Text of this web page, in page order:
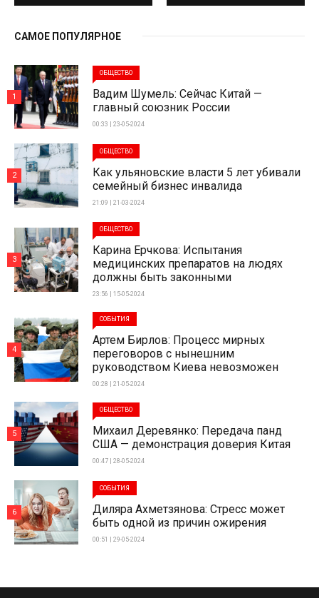
САМОЕ ПОПУЛЯРНОЕ
ОБЩЕСТВО
Вадим Шумель: Сейчас Китай —
главный союзник России
00:33 | 23-05-2024
1
ОБЩЕСТВО
Как ульяновские власти 5 лет убивали
семейный бизнес инвалида
21:09 | 21-03-2024
2
ОБЩЕСТВО
Карина Ерчкова: Испытания
медицинских препаратов на людях
должны быть законными
23:56 | 15-05-2024
3
СОБЫТИЯ
Артем Бирлов: Процесс мирных
переговоров с нынешним
руководством Киева невозможен
00:28 | 21-05-2024
4
ОБЩЕСТВО
Михаил Деревянко: Передача панд
США — демонстрация доверия Китая
00:47 | 28-05-2024
5
СОБЫТИЯ
Диляра Ахметзянова: Стресс может
быть одной из причин ожирения
00:51 | 29-05-2024
6